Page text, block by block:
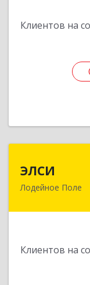
Клиентов на
ЭЛСИ
Лодейное Поле
Клиентов на
187700,